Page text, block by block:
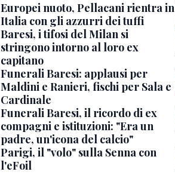
Europei nuoto, Pellacani rientra in
Italia con gli azzurri dei tuffi
Baresi, i tifosi del Milan si
stringono intorno al loro ex
capitano
Funerali Baresi: applausi per
Maldini e Ranieri, fischi per Sala e
Cardinale
Funerali Baresi, il ricordo di ex
compagni e istituzioni: "Era un
padre, un'icona del calcio"
Parigi, il "volo" sulla Senna con
l'eFoil